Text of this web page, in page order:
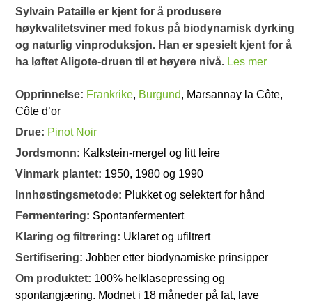
Sylvain Pataille er kjent for å produsere
høykvalitetsviner med fokus på biodynamisk dyrking
og naturlig vinproduksjon. Han er spesielt kjent for å
ha løftet Aligote-druen til et høyere nivå. Les mer
Opprinnelse: Frankrike, Burgund, Marsannay la Côte,
Côte d’or
Drue: Pinot Noir
Jordsmonn: Kalkstein-mergel og litt leire
Vinmark plantet: 1950, 1980 og 1990
Innhøstingsmetode: Plukket og selektert for hånd
Fermentering: Spontanfermentert
Klaring og filtrering: Uklaret og ufiltrert
Sertifisering:Jobber etter biodynamiske prinsipper
Om produktet: 100% helklasepressing og
spontangjæring. Modnet i 18 måneder på fat, lave